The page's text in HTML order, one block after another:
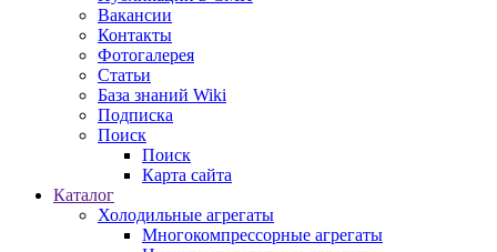
Вакансии
Контакты
Фотогалерея
Статьи
База знаний Wiki
Подписка
Поиск
Поиск
Карта сайта
Каталог
Холодильные агрегаты
Многокомпрессорные агрегаты